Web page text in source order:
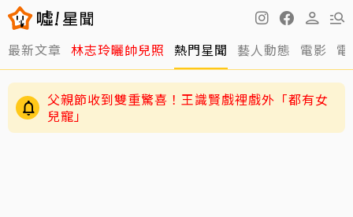
最新文章 林志玲曬帥兒照 熱門星聞 藝人動態 電影
父親節收到雙重驚喜！王識賢戲裡戲外「都有女
兒寵」